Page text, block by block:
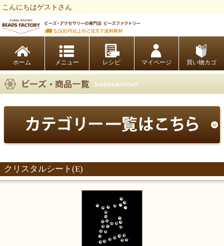
こんにちはゲストさん
ホーム レシピ マイページ 買い物カゴ
クリスタルシート(E)